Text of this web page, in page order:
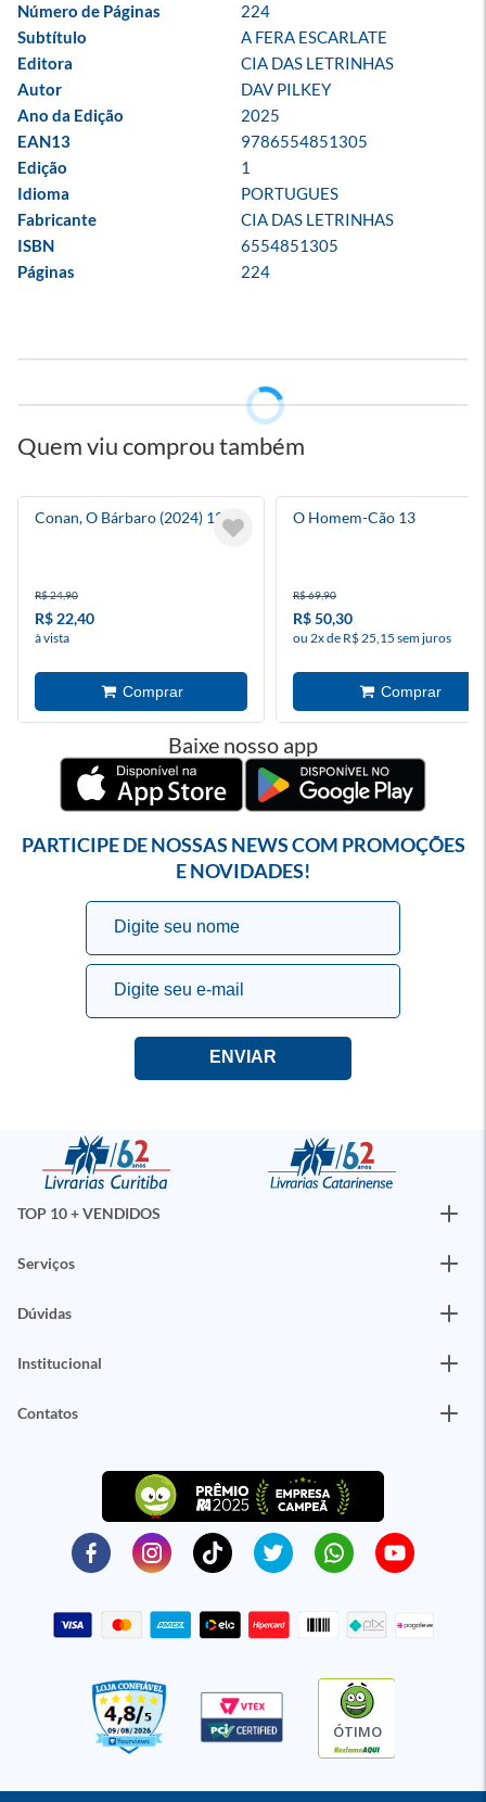
Número de Páginas
224
Subtítulo
A FERA ESCARLATE
Editora
CIA DAS LETRINHAS
Autor
DAV PILKEY
Ano da Edição
2025
EAN13
9786554851305
Edição
1
Idioma
PORTUGUES
Fabricante
CIA DAS LETRINHAS
ISBN
6554851305
Páginas
224
Quem viu comprou também
Conan, O Bárbaro (2024) 12
R$ 24,90
R$ 22,40
à vista
O Homem-Cão 13
R$ 69,90
R$ 50,30
ou 2x de R$ 25,15 sem juros
Baixe nosso app
PARTICIPE DE NOSSAS NEWS COM PROMOÇÕES
E NOVIDADES!
TOP 10 + VENDIDOS
Serviços
Dúvidas
Institucional
Contatos
ÓTIMO